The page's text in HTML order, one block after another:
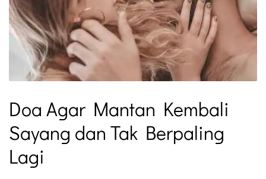
Doa Agar Mantan Kembali
Sayang dan Tak Berpaling
Lagi